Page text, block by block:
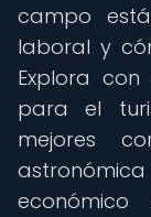
campo
laboral y
Explora
para el
mejores